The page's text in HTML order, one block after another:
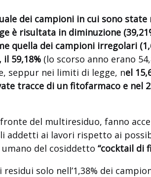
dei campioni in cui sono
è risultata in diminuzione
quella dei campioni irregolari
59,18% (lo scorso anno erano
seppur nei limiti di legge, nel
tracce di un fitofarmaco e nel
del multiresiduo, fanno
addetti ai lavori rispetto ai
del cosiddetto “cocktail di
solo nell’1,38% dei